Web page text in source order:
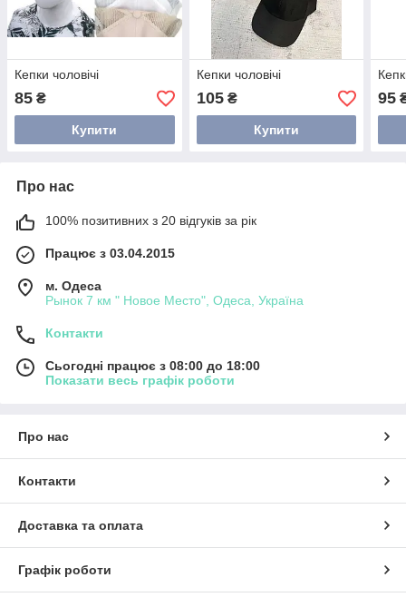
Кепки чоловічі
85 ₴
Купити
Кепки чоловічі
105₴
Купити
95
Про нас
100% позитивних з 20 відгуків за рік
Працює з 03.04.2015
м. Одеса
Рынок 7 км " Новое Место", Одеса, Україна
Контакти
Сьогодні працює з 08:00 до 18:00
Показати весь графік роботи
Про нас
Контакти
Доставка та оплата
Графік роботи